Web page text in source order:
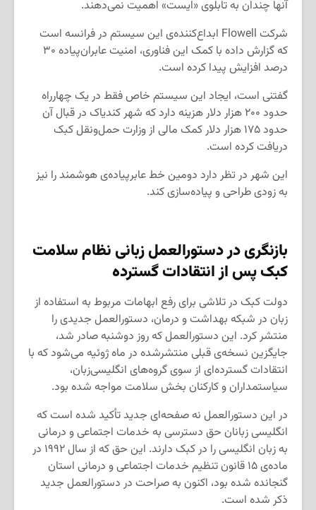
آنها چندان به تابلوی «ایست» اهمیت نمی‌دهند.
شرکت Flowell ابداع‌کننده‌ی این سیستم در فرانسه است
که گزارش داده با کمک این فناوری، امنیت عابران‌پیاده ۳۰
درصد افزایش پیدا کرده است.
گفتنی است، ایجاد این سیستم خاص فقط در یک چهارراه
حدود ۲۰۰ هزار دلار هزینه دارد که شهر کندیاک در قبال آن
حدود ۱۷۵ هزار دلار کمک مالی از وزارت حمل‌و‌نقل کبک
دریافت کرده است.
این شهر در تظر دارد دومین خط عابرپیاده‌ی هوشمند را نیز
به زودی طراحی و پیاده‌سازی کند.
بازنگری در دستورالعمل زبانی نظام سلامت
کبک پس از انتقادات گسترده
دولت کبک در تلاشی برای رفع ابهامات مربوط به استفاده از
زبان در شبکه بهداشت و درمان، دستورالعمل جدیدی را
منتشر کرد. این دستورالعمل که روز دوشنبه صادر شد،
جایگزین نسخه‌ی قبلی منتشرشده در ماه ژوئیه می‌شود که با
انتقادات گسترده‌ای از سوی گروه‌های انگلیسی‌زبان،
سیاستمداران و کارکنان بخش سلامت مواجه شده بود.
در این دستورالعمل نه صفحه‌ای جدید تأکید شده است که
انگلیسی زبانان حق دسترسی به خدمات اجتماعی و درمانی
به زبان انگلیسی را در کبک دارند. این حق که از سال ۱۹۹۲ در
ماده‌ی ۱۵ قانون تنظیم خدمات اجتماعی و درمانی استان
گنجانده شده بود، اکنون به صراحت در دستورالعمل جدید
ذکر شده است.